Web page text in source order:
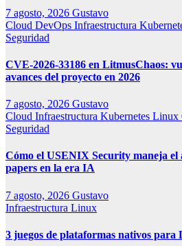
7 agosto, 2026 Gustavo
Cloud DevOps Infraestructura
Seguridad
CVE-2026-33186 en LitmusChaos:
avances del proyecto en 2026
7 agosto, 2026 Gustavo
Cloud Infraestructura Kubernetes Linux
Seguridad
Cómo el USENIX Security maneja el
papers en la era IA
7 agosto, 2026 Gustavo
Infraestructura Linux
3 juegos de plataformas nativos